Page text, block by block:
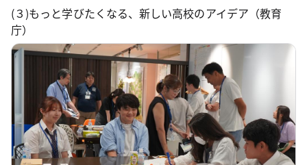
(３)もっと学びたくなる、新しい高校のアイデア（教育
庁）